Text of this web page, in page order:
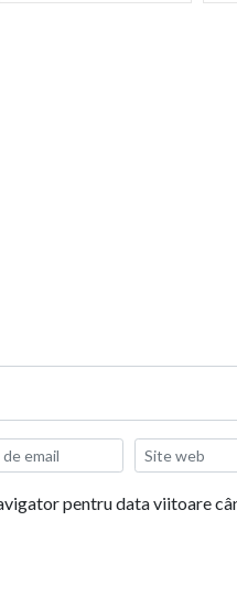
pentru data viitoare